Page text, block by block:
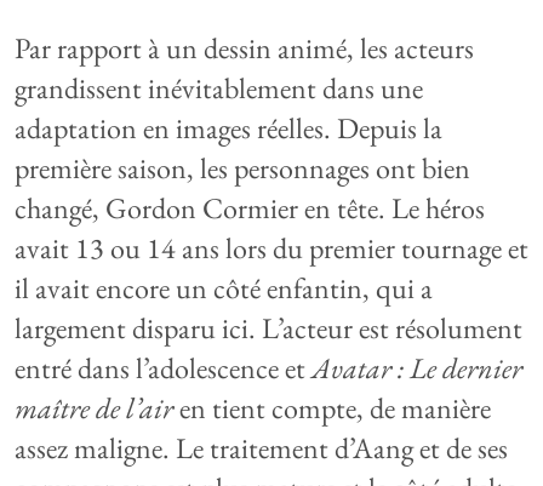
Par rapport à un dessin animé, les acteurs
grandissent inévitablement dans une
adaptation en images réelles. Depuis la
première saison, les personnages ont bien
changé, Gordon Cormier en tête. Le héros
avait 13 ou 14 ans lors du premier tournage et
il avait encore un côté enfantin, qui a
largement disparu ici. L’acteur est résolument
entré dans l’adolescence etAvatar : Le dernier
maître de l’airen tient compte, de manière
assez maligne. Le traitement d’Aang et de ses